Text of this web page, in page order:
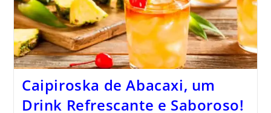
Caipiroska de Abacaxi, um
Drink Refrescante e Saboroso!